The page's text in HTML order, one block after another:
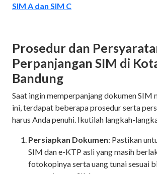
SIM A dan SIM C
Prosedur dan
Perpanjangan SIM di
Bandung
Saat ingin memperpanjang dokumen SIM
ini, terdapat beberapa prosedur serta
harus Anda penuhi. Ikutilah langkah-
Persiapkan Dokumen: Pastikan
SIM dan e-KTP asli yang masih
fotokopinya serta uang tunai sesuai